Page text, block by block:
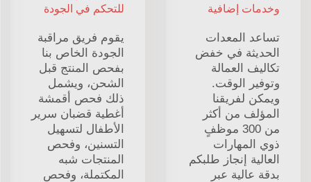
وخدمات إضافية
تساعد المعدات
الحديثة في خفض
تكاليف العمالة
وتوفير الوقت.
ويمكن لفريقنا
المؤلف من أكثر
من 300 موظفٍ
ذوي المهارات
العالية إنجاز طلبكم
بدقة عالية عبر
للتحكم في الجودة
يقوم فريق مراقبة
الجودة الخاص بنا
بفحص المنتج قبل
الشحن، ويشمل
ذلك فحص أقمشة
أغطية قضبان سرير
الأطفال لتسهيل
التسنين، وفحص
المنتجات شبه
المكتملة، وفحص